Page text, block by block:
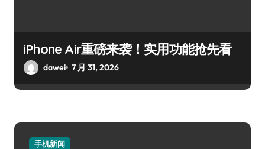
iPhone Air重磅来袭！实用功能抢先看
dawei 7 月 31, 2026
手机新闻